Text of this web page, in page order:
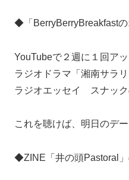
◆「BerryBerryBreakfastの
YouTubeで２週に１回アッ
ラジオドラマ「湘南サラ
ラジオエッセイ スナッ
これを聴けば、明日のデ
◆ZINE「井の頭Pastoral